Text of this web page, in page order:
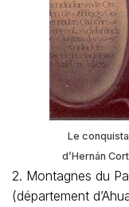
Le
d’Hernán
2. Montagnes du
(département